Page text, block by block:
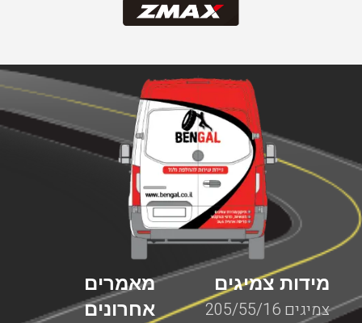
מאמרים
אחרונים
מידות צמיגים
צמיגים 205/55/16